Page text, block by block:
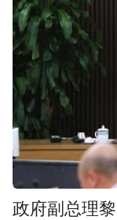
政府副总理